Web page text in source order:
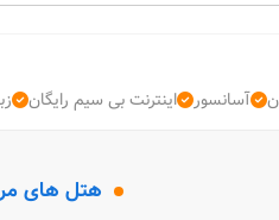
آسانسور اینترنت بی سیم رایگان
هتل های